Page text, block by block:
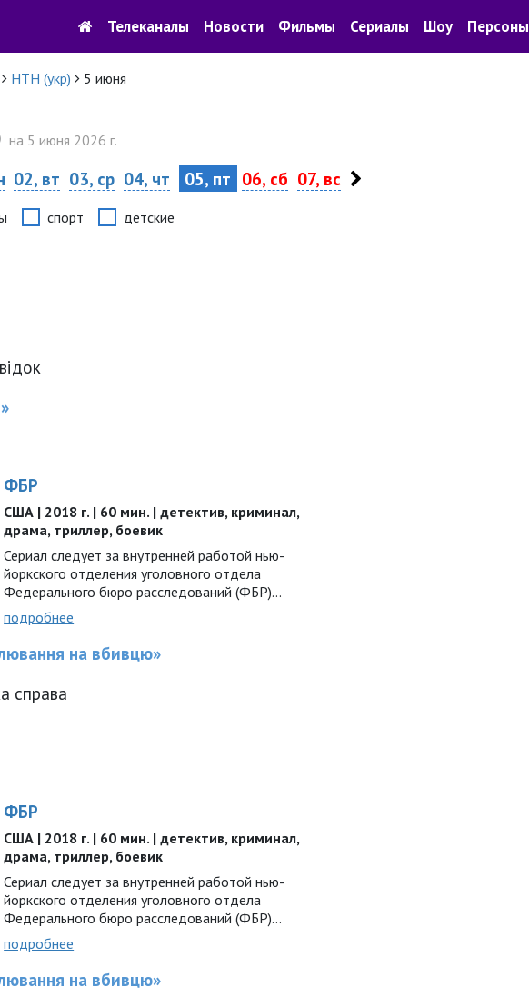
Телеканалы Новости Фильмы Сериалы Шоу Персоны
НТН (укр)
5 июня
на 5 июня 2026 г.
02, вт 03, ср 04, чт 05, пт 06, сб 07, вс
спорт детские
ФБР
США | 2018 г. | 60 мин. | детектив, криминал,
драма, триллер, боевик
Сериал следует за внутренней работой нью-
йоркского отделения уголовного отдела
Федерального бюро расследований (ФБР)...
подробнее
на вбивцю»
справа
ФБР
США | 2018 г. | 60 мин. | детектив, криминал,
драма, триллер, боевик
Сериал следует за внутренней работой нью-
йоркского отделения уголовного отдела
Федерального бюро расследований (ФБР)...
подробнее
на вбивцю»